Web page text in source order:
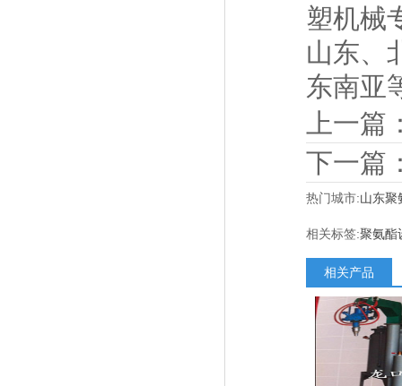
塑机械
山东、
东南亚
上一篇
下一篇
热门城市:山东聚
相关标签:聚氨酯
相关产品